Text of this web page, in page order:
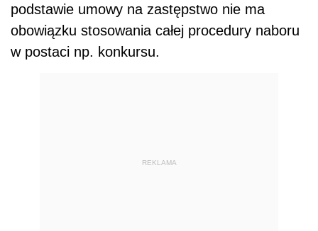
podstawie umowy na zastępstwo nie ma
obowiązku stosowania całej procedury naboru
w postaci np. konkursu.
REKLAMA